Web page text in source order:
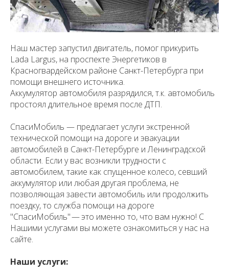
Наш мастер запустил двигатель, помог прикурить
Lada Largus, на проспекте Энергетиков в
Красногвардейском районе Санкт-Петербурга при
помощи внешнего источника.
Аккумулятор автомобиля разрядился, т.к. автомобиль
простоял длительное время после ДТП.
СпасиМобиль — предлагает услуги экстренной
технической помощи на дороге и эвакуации
автомобилей в Санкт-Петербурге и Ленинградской
области. Если у вас возникли трудности с
автомобилем, такие как спущенное колесо, севший
аккумулятор или любая другая проблема, не
позволяющая завести автомобиль или продолжить
поездку, то служба помощи на дороге
"СпасиМобиль" — это именно то, что вам нужно! С
Нашими услугами вы можете ознакомиться у нас на
сайте.
Наши услуги: